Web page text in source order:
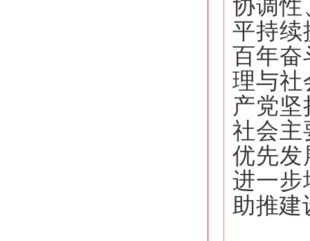
协调性
平持续
百年奋
理与社
产党
社会主
优先发
进一步
助推建